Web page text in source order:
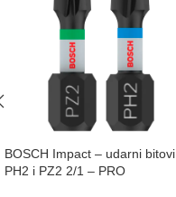
BOSCH Impact – udarni bitovi
PH2 i PZ2 2/1 – PRO